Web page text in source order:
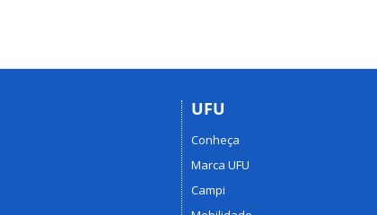
UFU
Conheça
Marca UFU
Campi